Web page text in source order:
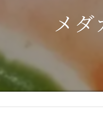
特別講座（前編）
特別講座（後編）
メダ